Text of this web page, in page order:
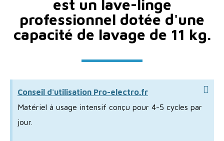
est un lave-linge
professionnel dotée d'une
capacité de lavage de 11 kg.
Conseil d'utilisation Pro-electro.fr
Matériel à usage intensif conçu pour 4-5 cycles par
jour.